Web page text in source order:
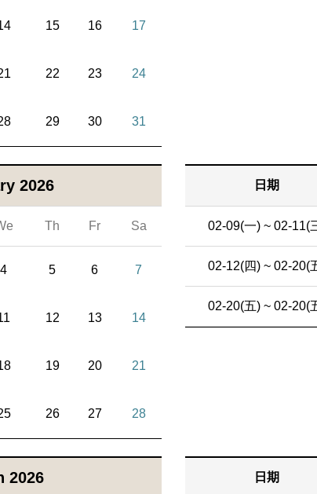
15 16 17
22 23 24
29 30 31
2026
Th Fr Sa
4 5 6 7
12 13 14
19 20 21
26 27 28
日期
02-09(一) ~ 02-11(
02-12(四) ~ 02-20(
02-20(五) ~ 02-20(
2026 日期